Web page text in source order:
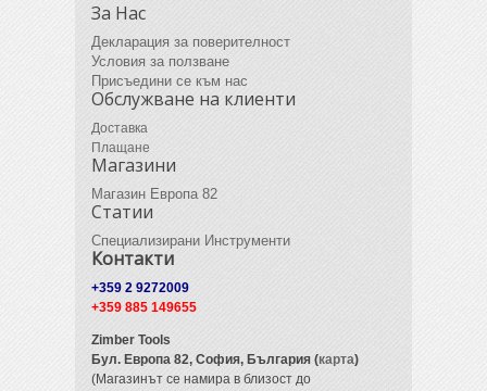
За Нас
Декларация за поверителност
Условия за ползване
Присъедини се към нас
Обслужване на клиенти
Доставка
Плащане
Магазини
Магазин Европа 82
Статии
Специализирани Инструменти
Контакти
+359 2 9272009
+359 885 149655
Zimber Tools
Бул. Европа 82, София, България (карта)
(Магазинът се намира в близост до